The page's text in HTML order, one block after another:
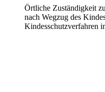
Örtliche Zuständigkeit
nach Wegzug des
Kindesschutzverfahren